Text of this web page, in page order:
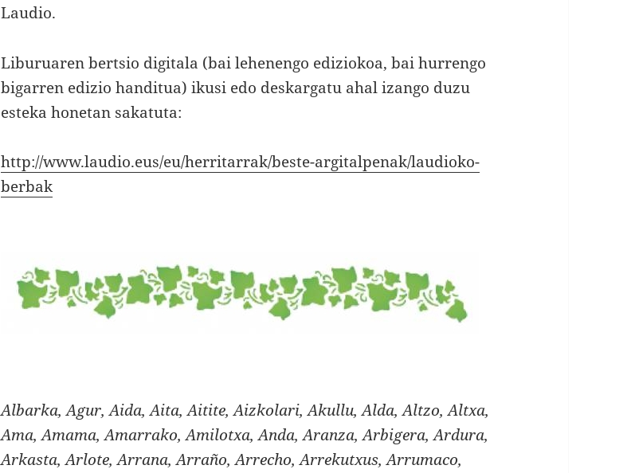
Laudio.
Liburuaren bertsio digitala (bai lehenengo ediziokoa, bai hurrengo
bigarren edizio handitua) ikusi edo deskargatu ahal izango duzu
esteka honetan sakatuta:
http://www.laudio.eus/eu/herritarrak/beste-argitalpenak/laudioko-
berbak
Albarka, Agur, Aida, Aita, Aitite, Aizkolari, Akullu, Alda, Altzo, Altxa,
Ama, Amama, Amarrako, Amilotxa, Anda, Aranza, Arbigera, Ardura,
Arkasta, Arlote, Arrana, Arraño, Arrecho, Arrekutxus, Arrumaco,